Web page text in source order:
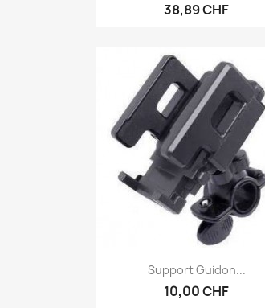
38,89 CHF
Vorschau
Support Guidon...
10,00 CHF